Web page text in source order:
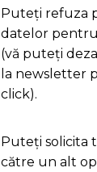
Puteți refuza
datelor
(vă puteți
la newsletter
click).
Puteți solicita
către un alt